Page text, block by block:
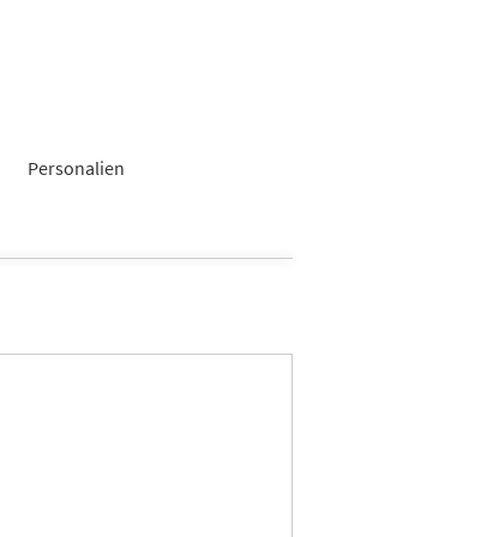
Personalien